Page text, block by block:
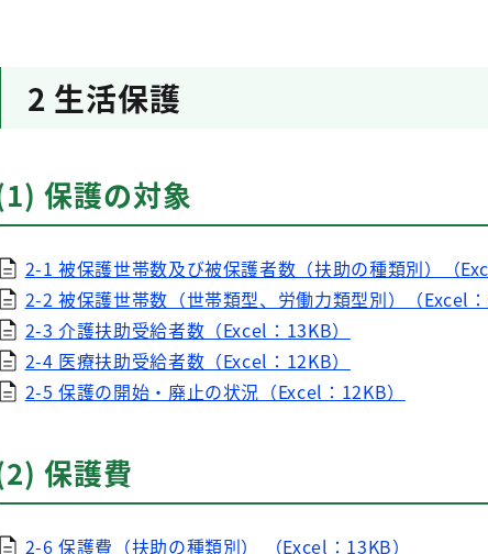
2 生活保護
保護の対象
2-1 被保護世帯数及び被保護者数（扶助の種類別）（
2-2 被保護世帯数（世帯類型、労働力類型別）（Excel：
2-3 介護扶助受給者数（Excel：13KB）
2-4 医療扶助受給者数（Excel：12KB）
2-5 保護の開始・廃止の状況（Excel：12KB）
保護費
2-6 保護費（扶助の種類別） （Excel：13KB）